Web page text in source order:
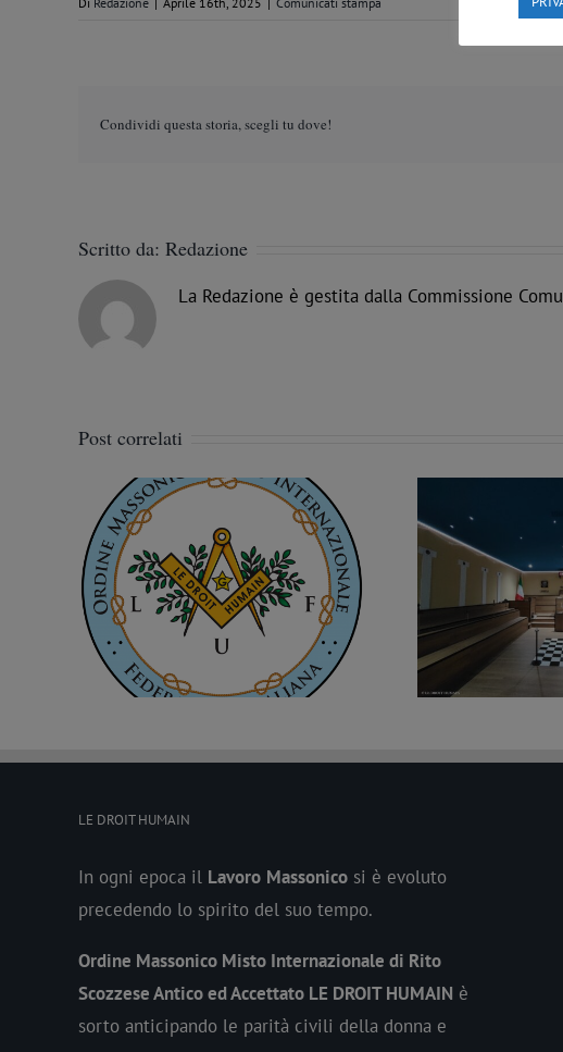
Condividi questa storia, scegli tu dove!
Scritto da: Redazione
La Redazione è gestita dalla Commissione
Post correlati
Nuova Loggia a Palermo, è la “Orione”
n. 2197
Nuova
LE DROIT HUMAIN
In ogni epoca il Lavoro Massonico si è evoluto
precedendo lo spirito del suo tempo.
Ordine Massonico Misto Internazionale di Rito
Scozzese Antico ed Accettato LE DROIT HUMAIN è
sorto anticipando le parità civili della donna e